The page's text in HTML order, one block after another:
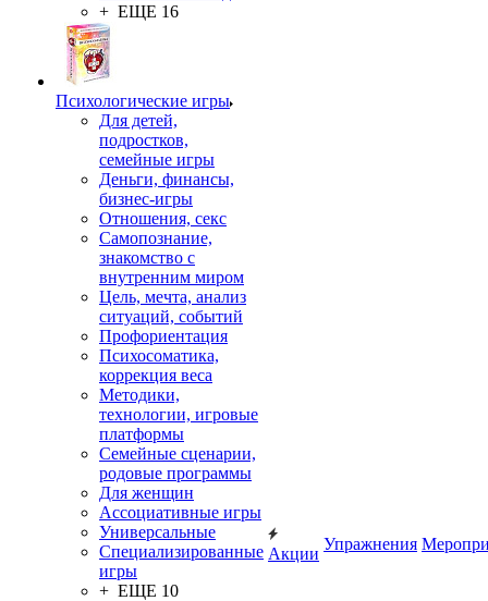
+ ЕЩЕ 16
Психологические игры
Для детей,
подростков,
семейные игры
Деньги, финансы,
бизнес-игры
Отношения, секс
Самопознание,
знакомство с
внутренним миром
Цель, мечта, анализ
ситуаций, событий
Профориентация
Психосоматика,
коррекция веса
Методики,
технологии, игровые
платформы
Семейные сценарии,
родовые программы
Для женщин
Ассоциативные игры
Универсальные
Специализированные
игры
+ ЕЩЕ 10
Акции
Упражнения